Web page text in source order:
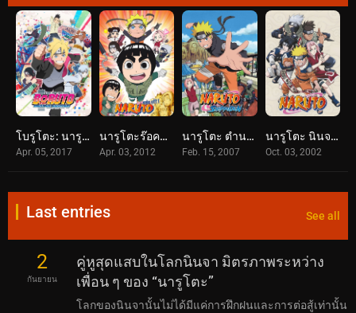
โบรูโตะ: นารูโตะ เน็กซ์ เจนเนเรชั่น (2017) Boruto: Naruto Next Generations
Apr. 05, 2017
นารูโตะร๊อคลี กับก๊วนนินจาสุดป่วน (2012) NARUTO Spin-Off: Rock Lee & His Ninja Pals
Apr. 03, 2012
นารูโตะ ตำนานวายุสลาตัน (2007) Naruto Shippūden
Feb. 15, 2007
นารูโตะ นินจาจอมคาถา (2002) Naruto
Oct. 03, 2002
Last entries See all
2
กันยายน
คู่หูสุดแสบในโลกนินจา มิตรภาพระหว่าง
เพื่อน ๆ ของ “นารูโตะ”
โลกของนินจานั้นไม่ได้มีแค่การฝึกฝนและการต่อสู้เท่านั้น